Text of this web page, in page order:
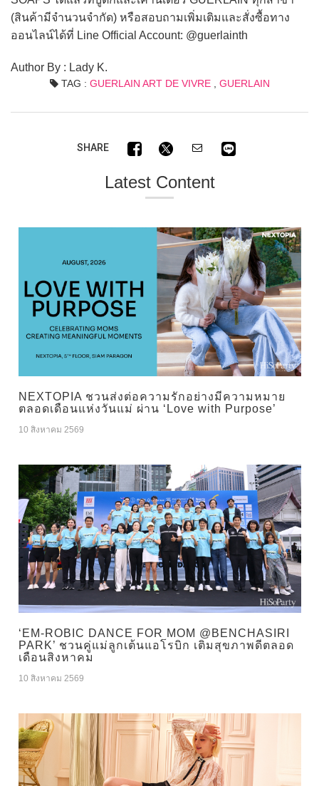
(สินค้ามีจำนวนจำกัด) หรือสอบถามเพิ่มเติมและสั่งซื้อทาง
ออนไลน์ได้ที่ Line Official Account: @guerlainth
Author By : Lady K.
TAG : GUERLAIN ART DE VIVRE, GUERLAIN
SHARE
Latest Content
NEXTOPIA ชวนส่งต่อความรักอย่างมีความหมาย
ตลอดเดือนแห่งวันแม่ ผ่าน ‘Love with Purpose’
10 สิงหาคม 2569
‘EM-ROBIC DANCE FOR MOM @BENCHASIRI
PARK’ ชวนคู่แม่ลูกเต้นแอโรบิก เติมสุขภาพดีตลอด
เดือนสิงหาคม
10 สิงหาคม 2569